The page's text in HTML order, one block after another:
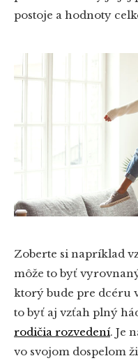
postoje a hodnoty
Zoberte si napríklad
môže to byť
ktorý bude pre dcéru
to byť aj vzťah plný
rodičia rozvedení. Je
vo svojom dospelom